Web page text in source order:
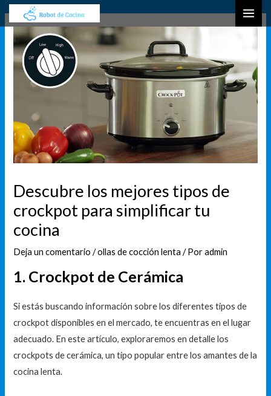
contenido
Descubre los mejores tipos de
crockpot para simplificar tu
cocina
Deja un comentario /ollas de cocción lenta / Poradmin
1. Crockpot de Cerámica
Si estás buscando información sobre los diferentes tipos de
crockpot disponibles en el mercado, te encuentras en el lugar
adecuado. En este artículo, exploraremos en detalle los
crockpots de cerámica, un tipo popular entre los amantes de la
cocina lenta.
Navegación
de
entradas
u
s
c